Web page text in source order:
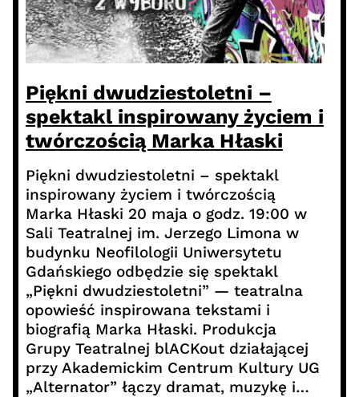
Piękni dwudziestoletni –
spektakl inspirowany życiem i
twórczością Marka Hłaski
Piękni dwudziestoletni – spektakl
inspirowany życiem i twórczością
Marka Hłaski 20 maja o godz. 19:00 w
Sali Teatralnej im. Jerzego Limona w
budynku Neofilologii Uniwersytetu
Gdańskiego odbędzie się spektakl
„Piękni dwudziestoletni” — teatralna
opowieść inspirowana tekstami i
biografią Marka Hłaski. Produkcja
Grupy Teatralnej blACKout działającej
przy Akademickim Centrum Kultury UG
„Alternator” łączy dramat, muzykę i…